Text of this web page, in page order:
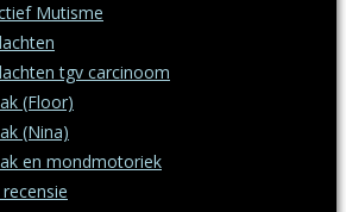
Mutisme
tgv carcinoom
(Floor)
(Nina)
en mondmotoriek